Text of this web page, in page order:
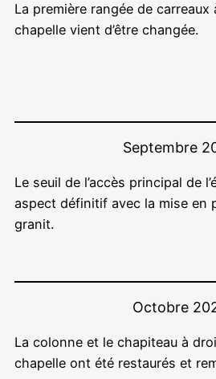
La première rangée de carreaux
chapelle vient d’être changée.
Septembre
Le seuil de l’accès principal de
aspect définitif avec la mise en
granit.
Octobre
La colonne et le chapiteau à
chapelle ont été restaurés et